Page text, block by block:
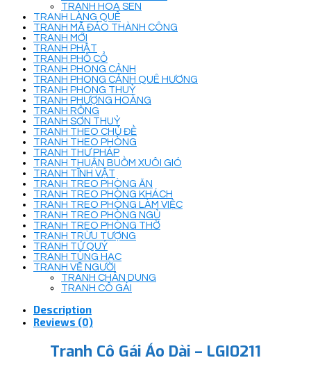
TRANH HOA SEN
TRANH LÀNG QUÊ
TRANH MÃ ĐÁO THÀNH CÔNG
TRANH MỚI
TRANH PHẬT
TRANH PHỐ CỔ
TRANH PHONG CẢNH
TRANH PHONG CẢNH QUÊ HƯƠNG
TRANH PHONG THUỶ
TRANH PHƯỢNG HOÀNG
TRANH RỒNG
TRANH SƠN THUỶ
TRANH THEO CHỦ ĐỀ
TRANH THEO PHÒNG
TRANH THƯ PHÁP
TRANH THUẬN BUỒM XUÔI GIÓ
TRANH TĨNH VẬT
TRANH TREO PHÒNG ĂN
TRANH TREO PHÒNG KHÁCH
TRANH TREO PHÒNG LÀM VIỆC
TRANH TREO PHÒNG NGỦ
TRANH TREO PHÒNG THỜ
TRANH TRỪU TƯỢNG
TRANH TỨ QUÝ
TRANH TÙNG HẠC
TRANH VẼ NGƯỜI
TRANH CHÂN DUNG
TRANH CÔ GÁI
Description
Reviews (0)
Tranh Cô Gái Áo Dài – LGI0211